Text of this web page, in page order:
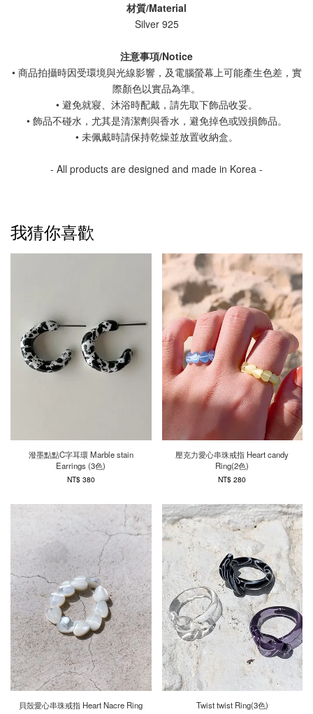
材質/Material
Silver 925
注意事項/Notice
• 商品拍攝時因受環境與光線影響，及電腦螢幕上可能產生色差，實
際顏色以實品為準。
• 避免就寢、沐浴時配戴，請先取下飾品收妥。
• 飾品不碰水，尤其是清潔劑與香水，避免掉色或毀損飾品。
• 未佩戴時請保持乾燥並放置收納盒。
- All products are designed and made in Korea -
我猜你喜歡
潑墨點點C字耳環 Marble stain
Earrings (3色)
NT$ 380
壓克力愛心串珠戒指 Heart candy
Ring(2色)
NT$ 280
貝殼愛心串珠戒指 Heart Nacre Ring Twist twist Ring(3色)